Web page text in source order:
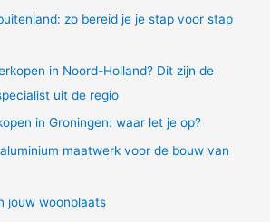
zo bereid je je stap voor stap
in Noord-Holland? Dit zijn de
uit de regio
in Groningen: waar let je op?
maatwerk voor de bouw van
jouw woonplaats